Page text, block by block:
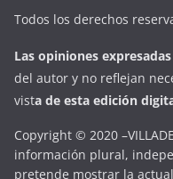
Todos los derechos
Las opiniones
del autor y no reflejan
vista de esta edición
Copyright © 2020
información plural,
pretende mostrar la